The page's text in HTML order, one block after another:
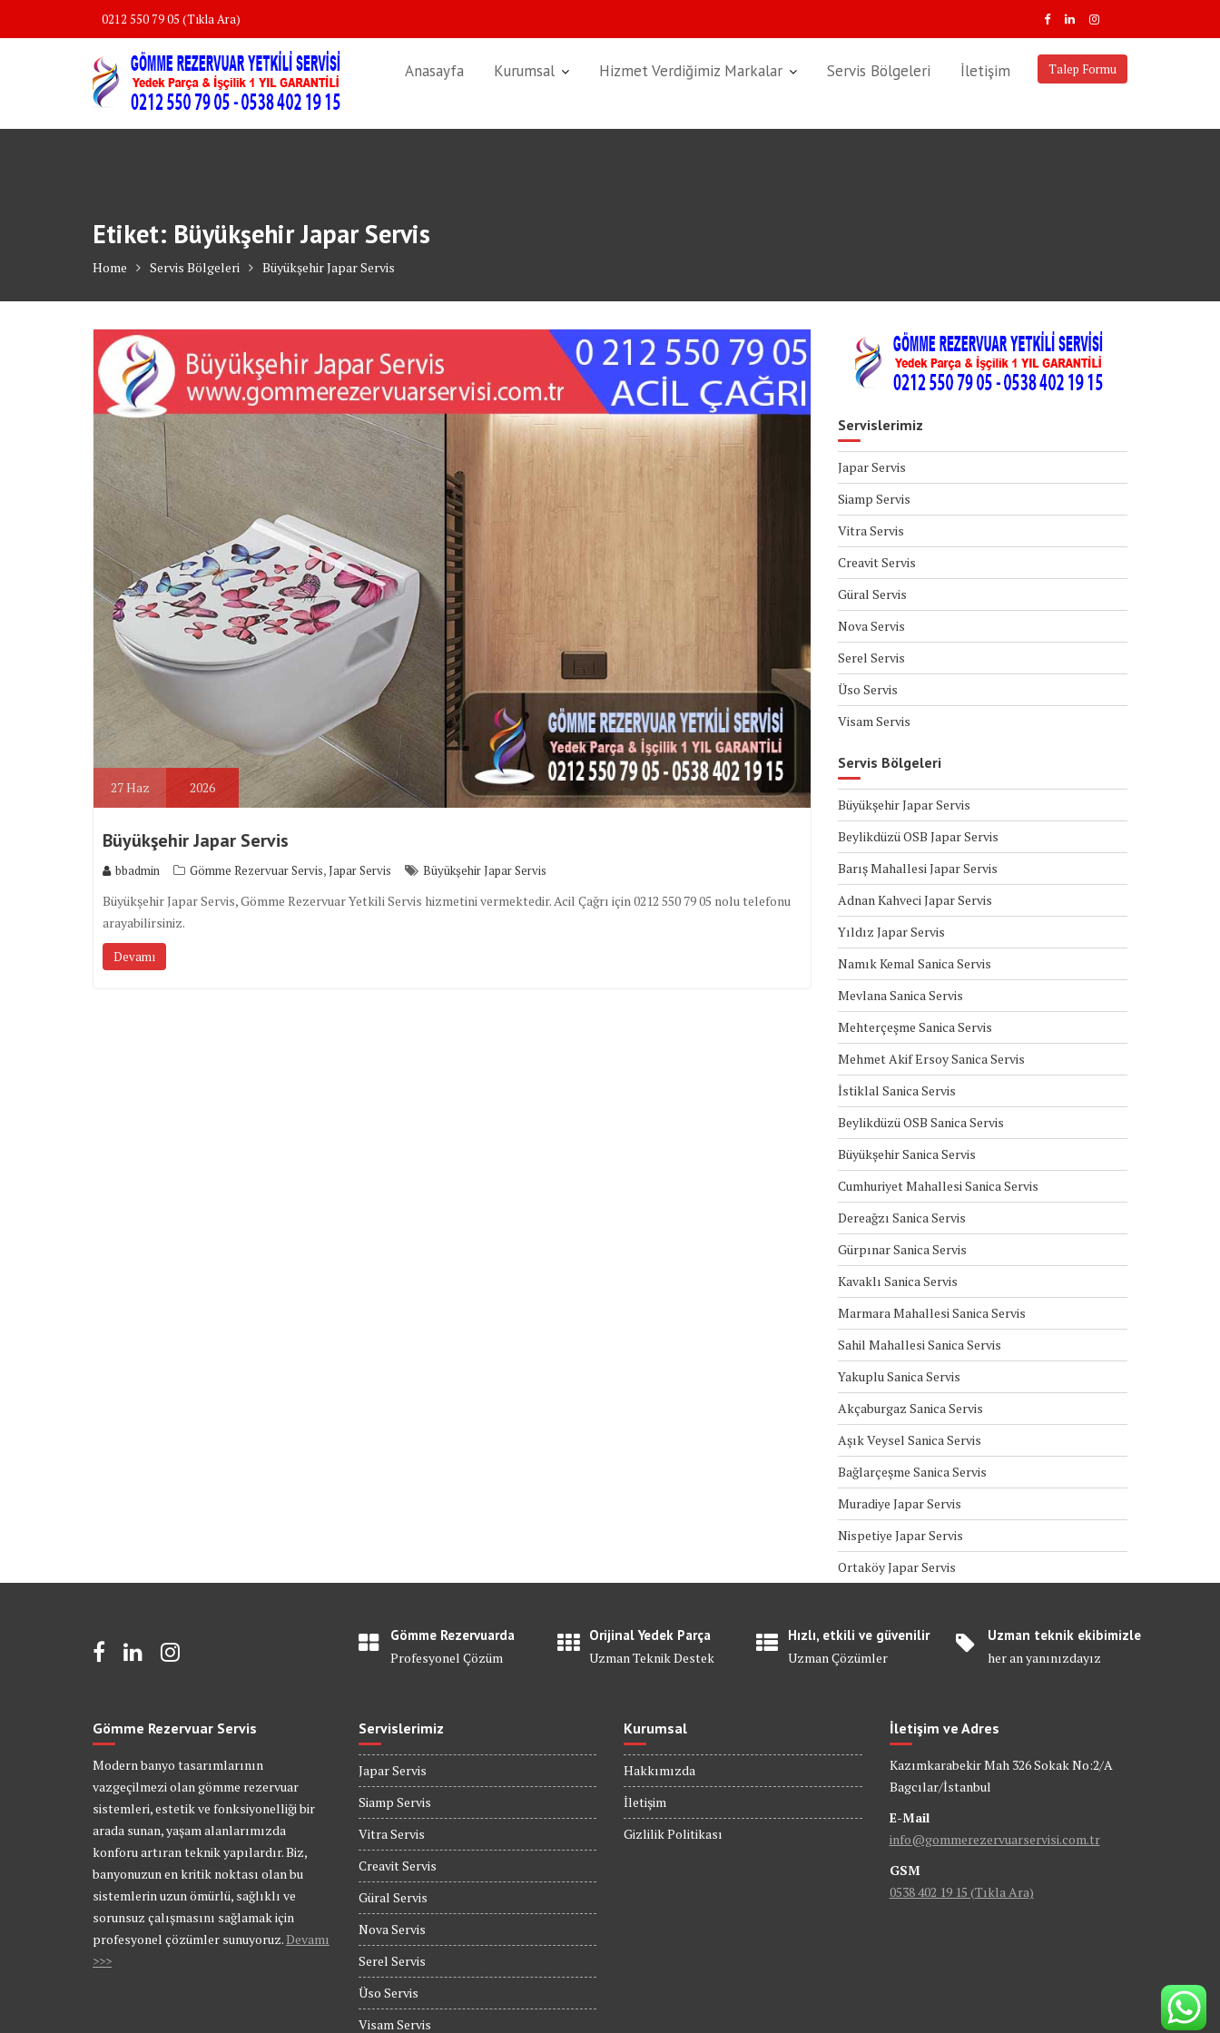
0212 550 79 05 (Tıkla Ara)
Talep Formu
Anasayfa Kurumsal Hizmet Verdiğimiz Markalar Servis Bölgeleri İletişim
Etiket: Büyükşehir Japar Servis
Home Servis Bölgeleri Büyükşehir Japar Servis
27Haz 2026
Büyükşehir Japar Servis
bbadmin Gömme Rezervuar Servis,Japar Servis Büyükşehir Japar Servis
Büyükşehir Japar Servis, Gömme Rezervuar Yetkili Servis hizmetini vermektedir. Acil Çağrı için 0212 550 79 05 nolu telefonu
arayabilirsiniz.
Devamı
Servislerimiz
Japar Servis
Siamp Servis
Vitra Servis
Creavit Servis
Güral Servis
Nova Servis
Serel Servis
Üso Servis
Visam Servis
Servis Bölgeleri
Büyükşehir Japar Servis
Beylikdüzü OSB Japar Servis
Barış Mahallesi Japar Servis
Adnan Kahveci Japar Servis
Yıldız Japar Servis
Namık Kemal Sanica Servis
Mevlana Sanica Servis
Mehterçeşme Sanica Servis
Mehmet Akif Ersoy Sanica Servis
İstiklal Sanica Servis
Beylikdüzü OSB Sanica Servis
Büyükşehir Sanica Servis
Cumhuriyet Mahallesi Sanica Servis
Dereağzı Sanica Servis
Gürpınar Sanica Servis
Kavaklı Sanica Servis
Marmara Mahallesi Sanica Servis
Sahil Mahallesi Sanica Servis
Yakuplu Sanica Servis
Akçaburgaz Sanica Servis
Aşık Veysel Sanica Servis
Bağlarçeşme Sanica Servis
Muradiye Japar Servis
Nispetiye Japar Servis
Ortaköy Japar Servis
Gömme Rezervuarda
Profesyonel Çözüm
Orijinal Yedek Parça
Uzman Teknik Destek
Hızlı, etkili ve güvenilir
Uzman Çözümler
Uzman teknik ekibimizle
her an yanınızdayız
Gömme Rezervuar Servis
Modern banyo tasarımlarının
vazgeçilmezi olan gömme rezervuar
sistemleri, estetik ve fonksiyonelliği bir
arada sunan, yaşam alanlarımızda
konforu artıran teknik yapılardır. Biz,
banyonuzun en kritik noktası olan bu
sistemlerin uzun ömürlü, sağlıklı ve
sorunsuz çalışmasını sağlamak için
profesyonel çözümler sunuyoruz.Devamı
>>>
Servislerimiz
Japar Servis
Siamp Servis
Vitra Servis
Creavit Servis
Güral Servis
Nova Servis
Serel Servis
Üso Servis
Visam Servis
Kurumsal
Hakkımızda
İletişim
Gizlilik Politikası
İletişim ve Adres
Kazımkarabekir Mah 326 Sokak No:2/A
Bagcılar/İstanbul
E-Mail
info@gommerezervuarservisi.com.tr
GSM
0538 402 19 15 (Tıkla Ara)